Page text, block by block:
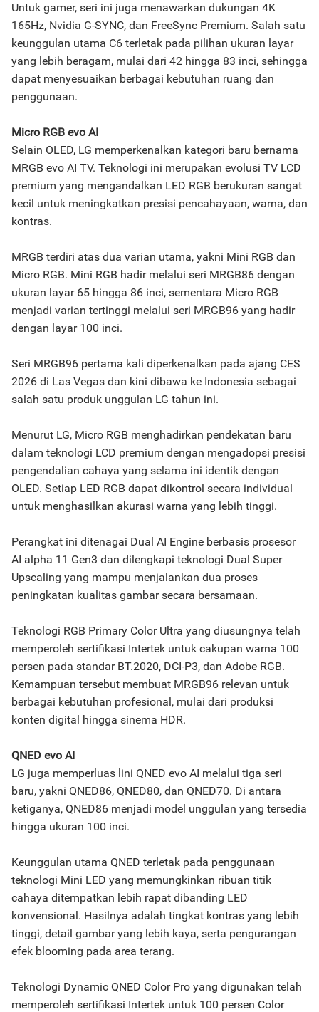
Untuk gamer, seri ini juga menawarkan dukungan 4K
165Hz, Nvidia G-SYNC, dan FreeSync Premium. Salah satu
keunggulan utama C6 terletak pada pilihan ukuran layar
yang lebih beragam, mulai dari 42 hingga 83 inci, sehingga
dapat menyesuaikan berbagai kebutuhan ruang dan
penggunaan.
Micro RGB evo AI
Selain OLED, LG memperkenalkan kategori baru bernama
MRGB evo AI TV. Teknologi ini merupakan evolusi TV LCD
premium yang mengandalkan LED RGB berukuran sangat
kecil untuk meningkatkan presisi pencahayaan, warna, dan
kontras.
MRGB terdiri atas dua varian utama, yakni Mini RGB dan
Micro RGB. Mini RGB hadir melalui seri MRGB86 dengan
ukuran layar 65 hingga 86 inci, sementara Micro RGB
menjadi varian tertinggi melalui seri MRGB96 yang hadir
dengan layar 100 inci.
Seri MRGB96 pertama kali diperkenalkan pada ajang CES
2026 di Las Vegas dan kini dibawa ke Indonesia sebagai
salah satu produk unggulan LG tahun ini.
Menurut LG, Micro RGB menghadirkan pendekatan baru
dalam teknologi LCD premium dengan mengadopsi presisi
pengendalian cahaya yang selama ini identik dengan
OLED. Setiap LED RGB dapat dikontrol secara individual
untuk menghasilkan akurasi warna yang lebih tinggi.
Perangkat ini ditenagai Dual AI Engine berbasis prosesor
AI alpha 11 Gen3 dan dilengkapi teknologi Dual Super
Upscaling yang mampu menjalankan dua proses
peningkatan kualitas gambar secara bersamaan.
Teknologi RGB Primary Color Ultra yang diusungnya telah
memperoleh sertifikasi Intertek untuk cakupan warna 100
persen pada standar BT.2020, DCI-P3, dan Adobe RGB.
Kemampuan tersebut membuat MRGB96 relevan untuk
berbagai kebutuhan profesional, mulai dari produksi
konten digital hingga sinema HDR.
QNED evo AI
LG juga memperluas lini QNED evo AI melalui tiga seri
baru, yakni QNED86, QNED80, dan QNED70. Di antara
ketiganya, QNED86 menjadi model unggulan yang tersedia
hingga ukuran 100 inci.
Keunggulan utama QNED terletak pada penggunaan
teknologi Mini LED yang memungkinkan ribuan titik
cahaya ditempatkan lebih rapat dibanding LED
konvensional. Hasilnya adalah tingkat kontras yang lebih
tinggi, detail gambar yang lebih kaya, serta pengurangan
efek blooming pada area terang.
Teknologi Dynamic QNED Color Pro yang digunakan telah
memperoleh sertifikasi Intertek untuk 100 persen Color